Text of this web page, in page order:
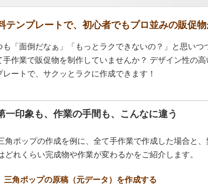
テンプレートで、初心者でもプロ並みの販促物
も「面倒だなぁ」「もっとラクできないの？」と思いつ
手作業で販促物を制作していませんか？ デザイン性の高
レートで、サクッとラクに作成できます！
一印象も、作業の手間も、こんなに違う
角ポップの作成を例に、全て手作業で作成した場合と
どれくらい完成物や作業が変わるかをご紹介します。
三角ポップの原稿（元データ）を作成する